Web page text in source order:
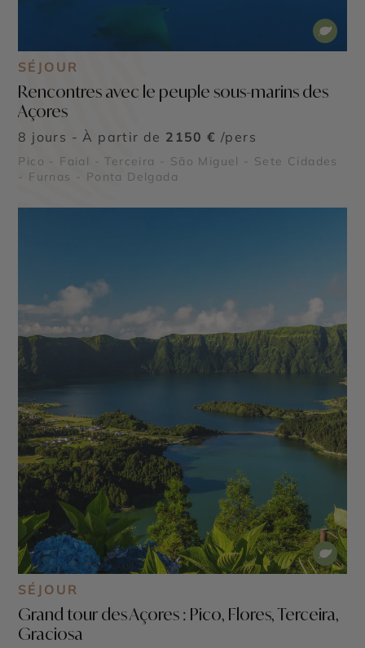
SÉJOUR
Rencontres avec le peuple sous-marins des
Açores
8 jours - À partir de 2150 € /pers
Pico - Faial - Terceira - São Miguel - Sete Cidades
- Furnas - Ponta Delgada
SÉJOUR
Grand tour des Açores : Pico, Flores, Terceira,
Graciosa